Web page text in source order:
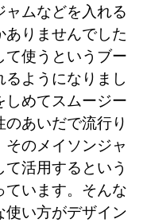
ムなどを入れる
りませんでした
使うというブー
ようになりまし
めてスムージー
あいだで流行り
のメイソンジャ
活用するという
ています。そんな
使い方がデザイン